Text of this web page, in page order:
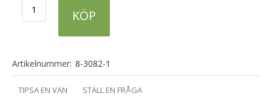
KÖP
Artikelnummer: 8-3082-1
TIPSA EN VÄN STÄLL EN FRÅGA